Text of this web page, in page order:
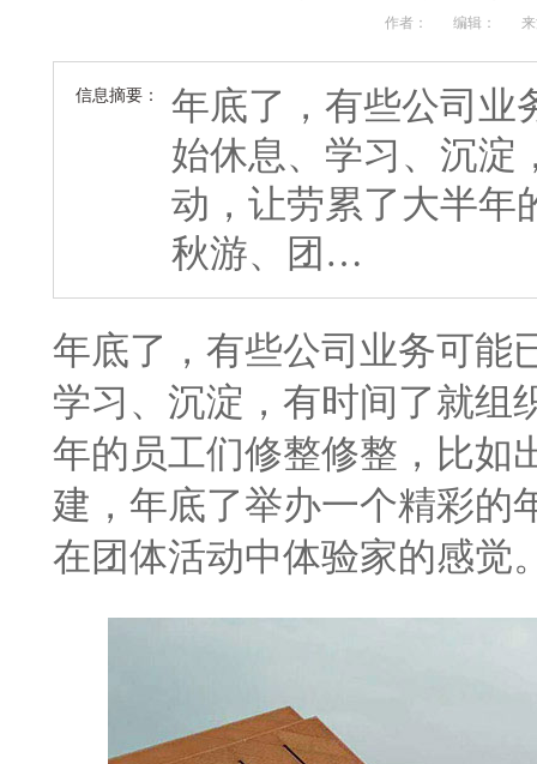
作者： 编辑：
信息摘要：
年底了，有些公司业
始休息、学习、沉淀
动，让劳累了大半年
秋游、团…
年底了，有些公司业务可能
学习、沉淀，有时间了就组
年的员工们修整修整，比如
建，年底了举办一个精彩的
在团体活动中体验家的感觉